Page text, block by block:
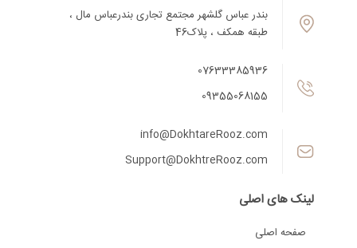
بندر عباس گلشهر مجتمع تجاری بندرعباس مال ،
طبقه همکف ، پلاک46
07633385936
09355068155
info@DokhtareRooz.com
Support@DokhtreRooz.com
لینک های اصلی
صفحه اصلی